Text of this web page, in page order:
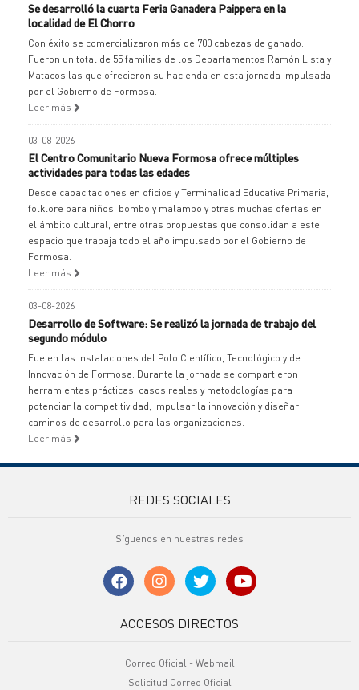
Se desarrolló la cuarta Feria Ganadera Paippera en la
localidad de El Chorro
Con éxito se comercializaron más de 700 cabezas de ganado.
Fueron un total de 55 familias de los Departamentos Ramón Lista y
Matacos las que ofrecieron su hacienda en esta jornada impulsada
por el Gobierno de Formosa.
Leer más
03-08-2026
El Centro Comunitario Nueva Formosa ofrece múltiples
actividades para todas las edades
Desde capacitaciones en oficios y Terminalidad Educativa Primaria,
folklore para niños, bombo y malambo y otras muchas ofertas en
el ámbito cultural, entre otras propuestas que consolidan a este
espacio que trabaja todo el año impulsado por el Gobierno de
Formosa.
Leer más
03-08-2026
Desarrollo de Software: Se realizó la jornada de trabajo del
segundo módulo
Fue en las instalaciones del Polo Científico, Tecnológico y de
Innovación de Formosa. Durante la jornada se compartieron
herramientas prácticas, casos reales y metodologías para
potenciar la competitividad, impulsar la innovación y diseñar
caminos de desarrollo para las organizaciones.
Leer más
REDES SOCIALES
Síguenos en nuestras redes
ACCESOS DIRECTOS
Correo Oficial - Webmail
Solicitud Correo Oficial